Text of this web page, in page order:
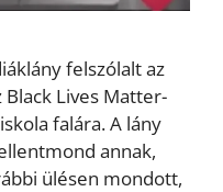
felszólalt az
Lives Matter-
falára. A lány
annak,
ülésen mondott,